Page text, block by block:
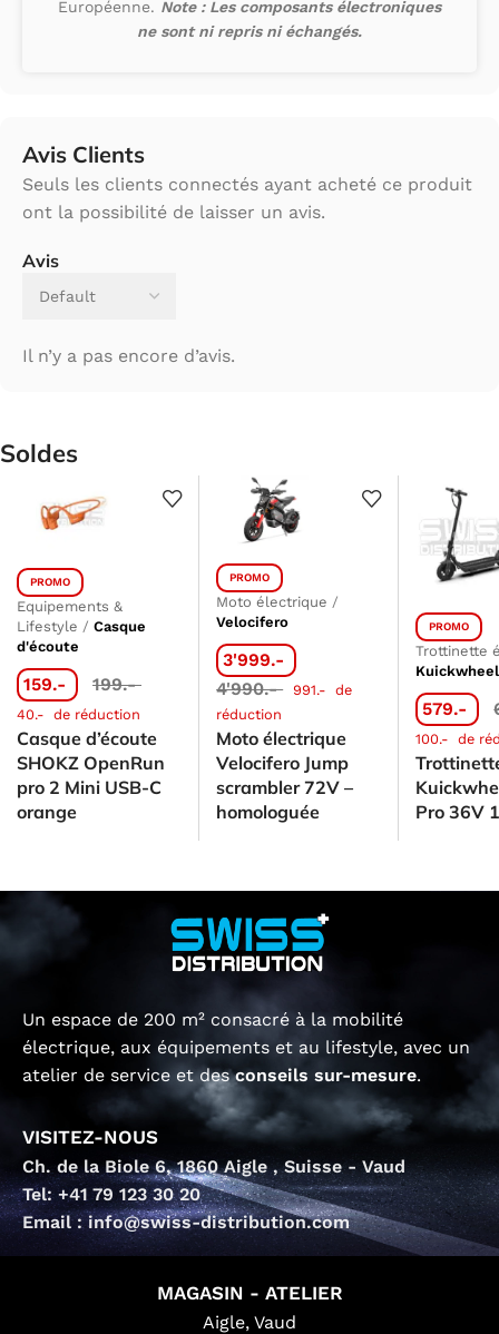
Européenne. Note : Les composants électroniques
ne sont ni repris ni échangés.
Avis Clients
Avis
Il n’y a pas encore d’avis.
Seuls les clients connectés ayant acheté ce produit
ont la possibilité de laisser un avis.
Soldes
PROMO
Equipements &
Lifestyle / Casque
d'écoute
159.- 199.-
40.- de réduction
Casque d’écoute
SHOKZ OpenRun
pro 2 Mini USB-C
orange
PROMO
Moto électrique /
Velocifero
3'999.-
4'990.-
991.- de
réduction
Moto électrique
Velocifero Jump
scrambler 72V –
homologuée
PROMO
Trottinette
Kuickwheel
579.-
100.- de
Pro 36V
Un espace de 200 m² consacré à la mobilité
électrique, aux équipements et au lifestyle, avec un
atelier de service et desconseils sur-mesure.
VISITEZ-NOUS
Ch. de la Biole 6, 1860 Aigle , Suisse - Vaud
Tel: +41 79 123 30 20
Email : info@swiss-distribution.com
MAGASIN - ATELIER
Aigle, Vaud